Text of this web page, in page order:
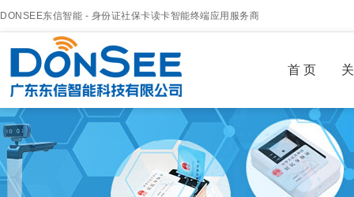
DONSEE东信智能 - 身份证社保卡读卡智能终端应用服务商
首 页